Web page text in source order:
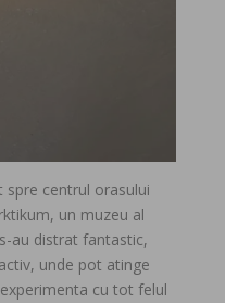
centrul orasului
un muzeu al
au distrat fantastic,
unde pot atinge
cu tot felul